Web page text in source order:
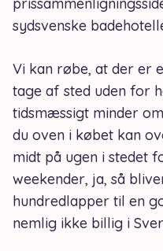
sydsvenske
Vi kan røbe, at der er
tage af sted uden for
tidsmæssigt minder
du oven i købet kan
midt på ugen i stedet
weekender, ja, så
hundredlapper til en
nemlig ikke billig i